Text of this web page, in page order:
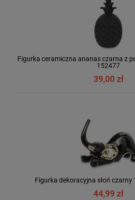
Figurka ceramiczna ananas czarna z
152477
39,00 zł
Figurka dekoracyjna słoń czarny
44,99 zł